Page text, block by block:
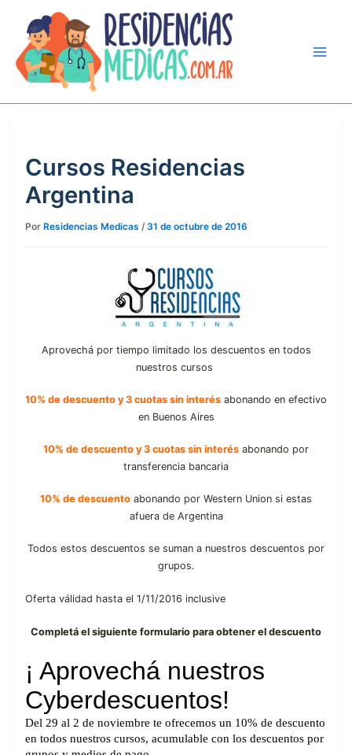
contenido
Cursos Residencias
Argentina
Por Residencias Medicas /31 de octubre de 2016
Aprovechá por tiempo limitado los descuentos en todos
nuestros cursos
10% de descuento y 3 cuotas sin interés abonando en efectivo
en Buenos Aires
10% de descuento y 3 cuotas sin interés abonando por
transferencia bancaria
10% de descuento abonando por Western Union si estas
afuera de Argentina
Todos estos descuentos se suman a nuestros descuentos por
grupos.
Oferta válidad hasta el 1/11/2016 inclusive
Completá el siguiente formulario para obtener el descuento